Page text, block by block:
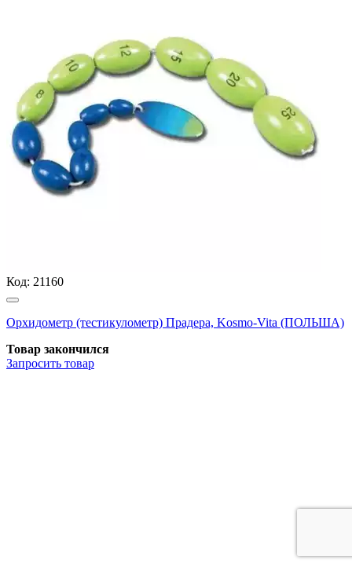
Код: 21160
Орхидометр (тестикулометр) Прадера, Kosmo-Vita (ПОЛЬША)
Товар закончился
Запросить товар